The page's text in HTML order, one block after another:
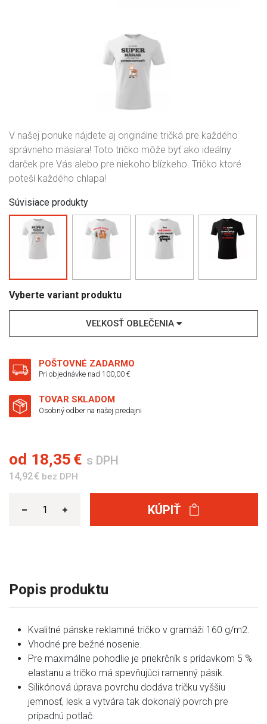
V našej ponuke nájdete aj originálne tričká pre každého
správneho mäsiara! Toto tričko môže byť ako ideálny
darček pre Vás alebo pre niekoho blízkeho. Tričko ktoré
poteší každého chlapa!
Súvisiace produkty
Vyberte variant produktu
VEĽKOSŤ OBLEČENIA
POŠTOVNÉ ZADARMO
Pri objednávke nad 100,00 €
TOVAR SKLADOM
Osobný odber na našej predajni
od 18,35 € s DPH
14,92 € bez DPH
KÚPIŤ
Popis produktu
Kvalitné pánske reklamné tričko v gramáži 160 g/m2.
Vhodné pre bežné nosenie.
Pre maximálne pohodlie je priekrčník s prídavkom 5 %
elastanu a tričko má spevňujúci ramenný pásik.
Silikónová úprava povrchu dodáva tričku vyššiu
jemnosť, lesk a vytvára tak dokonalý povrch pre
prípadnú potlač.